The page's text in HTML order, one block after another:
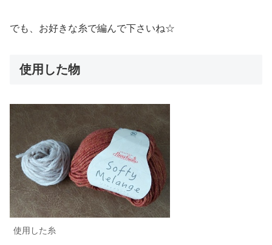
でも、お好きな糸で編んで下さいね☆
使用した物
使用した糸